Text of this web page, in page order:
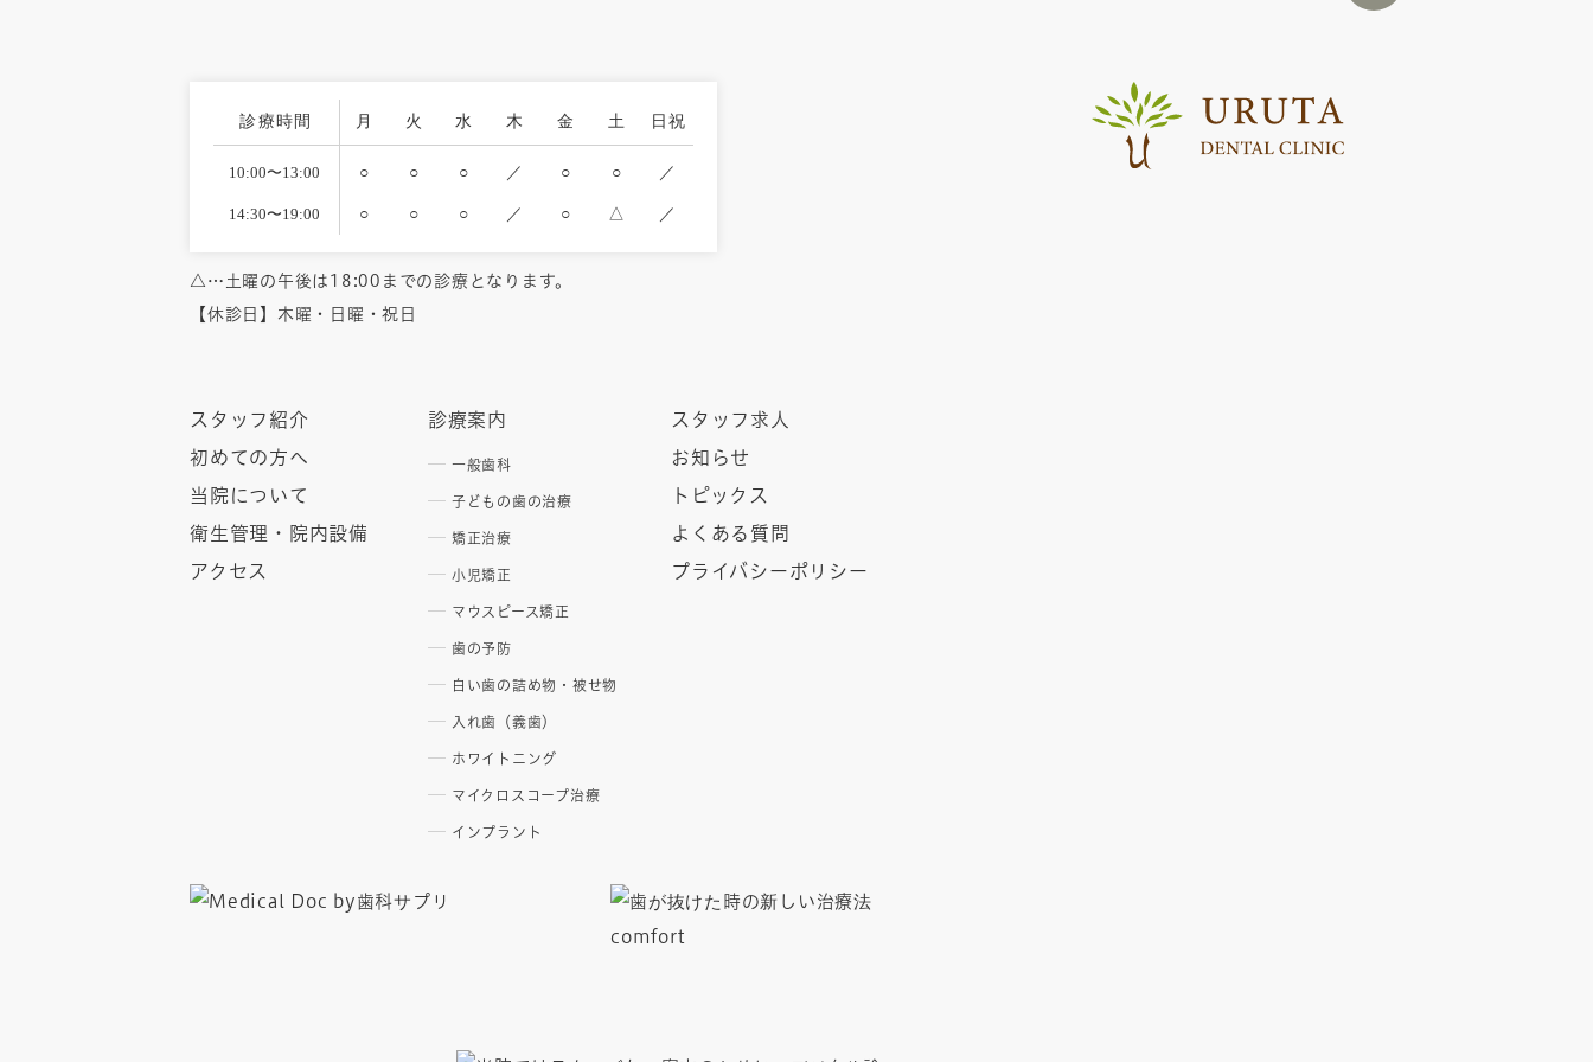
診療時間 月 火 水 木 金 土 日祝
10:00〜13:00 ○ ○ ○ ／ ○ ○ ／
14:30〜19:00 ○ ○ ○ ／ ○ △ ／
△…土曜の午後は18:00までの診療となります。
【休診日】木曜・日曜・祝日
スタッフ紹介
初めての方へ
当院について
衛生管理・院内設備
アクセス
診療案内
一般歯科
子どもの歯の治療
矯正治療
小児矯正
マウスピース矯正
歯の予防
白い歯の詰め物・被せ物
入れ歯（義歯）
ホワイトニング
マイクロスコープ治療
インプラント
スタッフ求人
お知らせ
トピックス
よくある質問
プライバシーポリシー